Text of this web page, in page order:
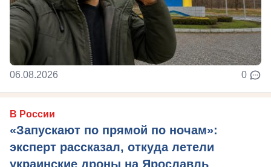
06.08.2026 0
В России
«Запускают по прямой по ночам»:
эксперт рассказал, откуда летели
украинские дроны на Ярославль